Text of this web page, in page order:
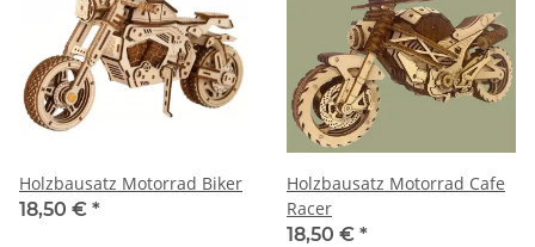
Holzbausatz Motorrad Biker
18,50 € *
Holzbausatz Motorrad Cafe
Racer
18,50 € *